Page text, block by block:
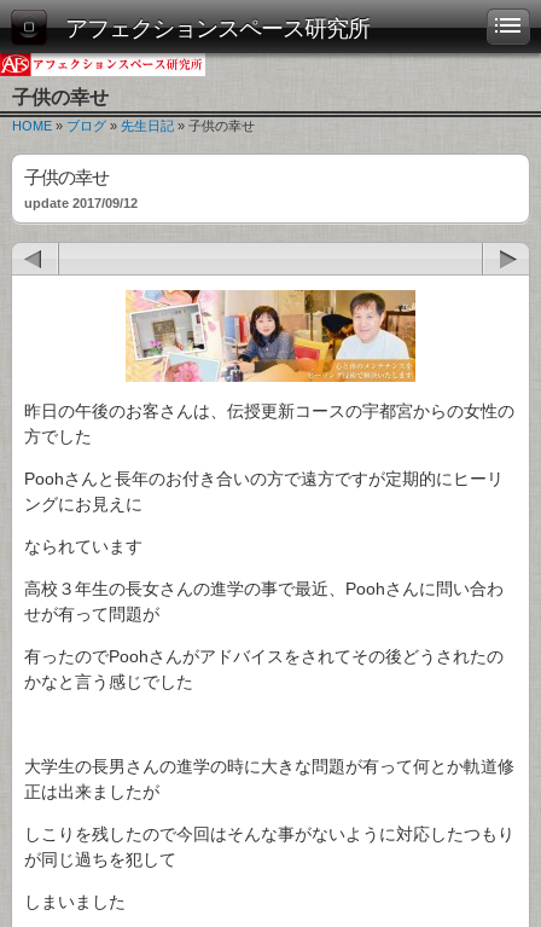
アフェクションスペース研究所
子供の幸せ
HOME » ブログ » 先生日記 » 子供の幸せ
子供の幸せ
update 2017/09/12
昨日の午後のお客さんは、伝授更新コースの宇都宮からの女性の
方でした
Poohさんと長年のお付き合いの方で遠方ですが定期的にヒーリ
ングにお見えに
なられています
高校３年生の長女さんの進学の事で最近、Poohさんに問い合わ
せが有って問題が
有ったのでPoohさんがアドバイスをされてその後どうされたの
かなと言う感じでした
大学生の長男さんの進学の時に大きな問題が有って何とか軌道修
正は出来ましたが
しこりを残したので今回はそんな事がないように対応したつもり
が同じ過ちを犯して
しまいました